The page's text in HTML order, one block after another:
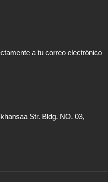
a tu correo electrónico
Str. Bldg. NO. 03,